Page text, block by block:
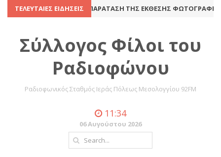
ΤΕΛΕΥΤΑΊΕΣ ΕΙΔΉΣΕΙΣ
8 Ιουλίου 2016 ΠΑΡΆΤΑΣΗ ΤΗΣ ΈΚΘΕΣΗΣ ΦΩΤΟΓΡΑΦΊΑΣ
Σύλλογος Φίλοι του
Ραδιοφώνου
Ραδιοφωνικός Σταθμός Ιεράς Πόλεως Μεσολογγίου 92FM
11:34
06 Αυγούστου 2026